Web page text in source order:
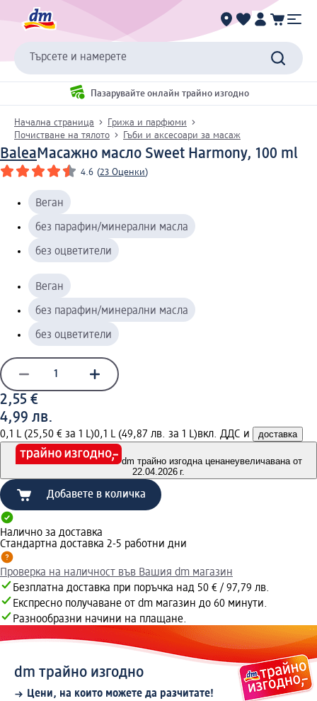
Търсете и намерете
Пазарувайте онлайн трайно изгодно
Начална страница
Грижа и парфюми
Почистване на тялото
Гъби и аксесоари за масаж
BaleaМасажно масло Sweet Harmony, 100 ml
4.6 (23 Оценки)
Веган
без парафин/минерални масла
без оцветители
Веган
без парафин/минерални масла
без оцветители
2,55 €
4,99 лв.
0,1 L (25,50 € за 1 L)0,1 L (49,87 лв. за 1 L)вкл. ДДС и доставка
dm трайно изгодна ценанеувеличавана от
22.04.2026 г.
Добавете в количка
Налично за доставка
Стандартна доставка 2-5 работни дни
Проверка на наличност във Вашия dm магазин
Безплатна доставка при поръчка над 50 € / 97,79 лв.
Експресно получаване от dm магазин до 60 минути.
Разнообразни начини на плащане.
dm трайно изгодно
Цени, на които можете да разчитате!